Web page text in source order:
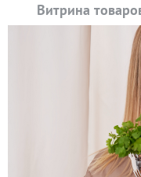
Витрина